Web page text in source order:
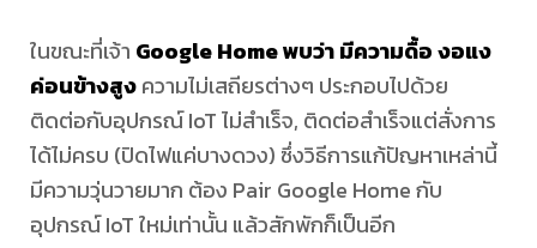
Home,
Yeelight
และ
ในขณะที่เจ้า Google Home พบว่า มีความดื้อ งอแง
ค่อนข้างสูงความไม่เสถียรต่างๆ ประกอบไปด้วย
ติดต่อกับอุปกรณ์ IoT ไม่สำเร็จ, ติดต่อสำเร็จแต่สั่งการ
ได้ไม่ครบ (ปิดไฟแค่บางดวง) ซึ่งวิธีการแก้ปัญหาเหล่านี้
มีความวุ่นวายมาก ต้อง Pair Google Home กับ
อุปกรณ์ IoT ใหม่เท่านั้น แล้วสักพักก็เป็นอีก